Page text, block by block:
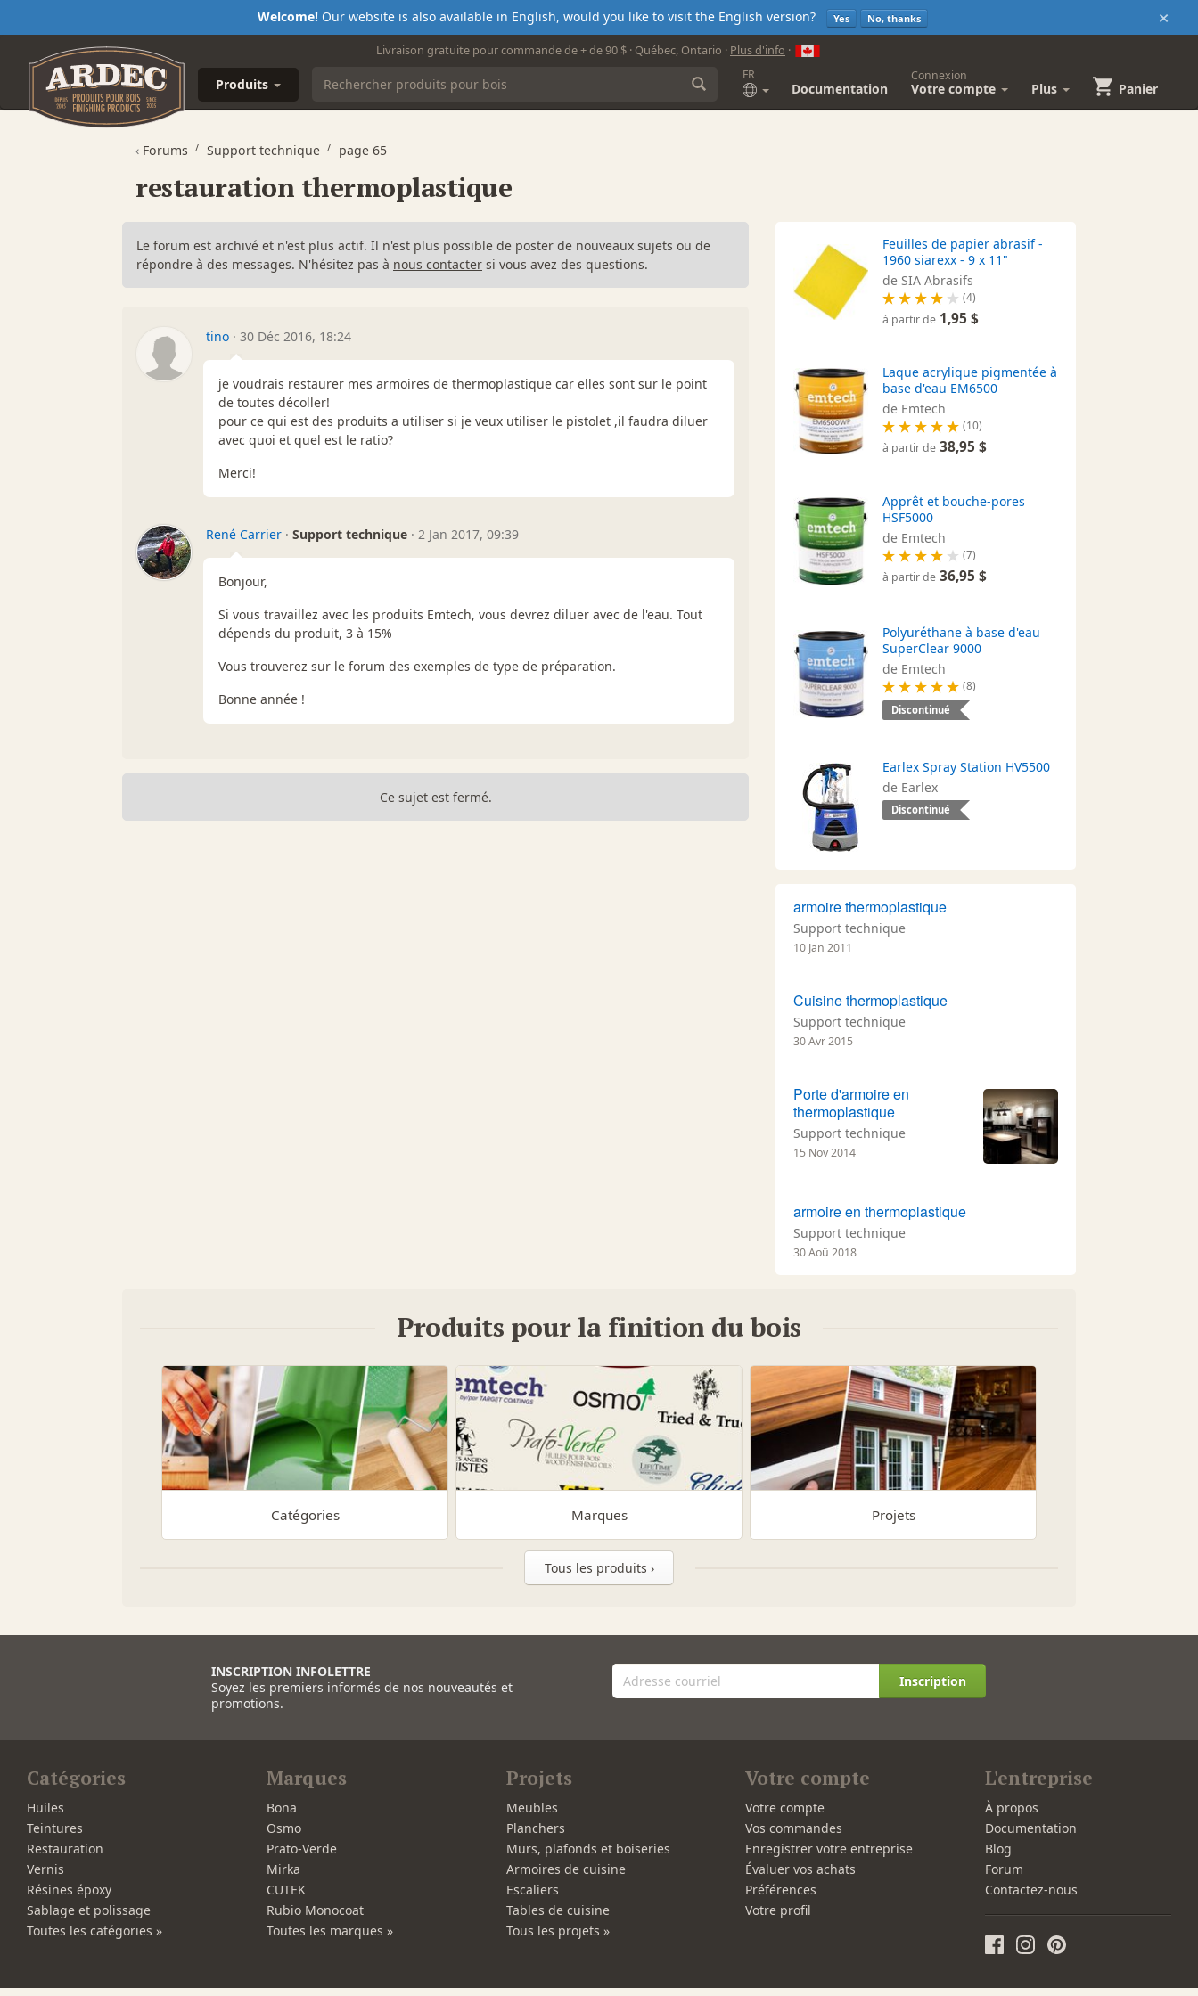
×
Welcome!Our website is also available in English, would you like to visit the English version? Yes No, thanks
Livraison gratuite pour commande de + de 90 $ · Québec, Ontario · Plus d'info ·
Produits
FR
Documentation
Connexion
Votre compte Plus Panier
‹ Forums Support technique page 65
restauration thermoplastique
Le forum est archivé et n'est plus actif. Il n'est plus possible de poster de nouveaux sujets ou de
répondre à des messages. N'hésitez pas à nous contacter si vous avez des questions.
tino · 30 Déc 2016, 18:24
je voudrais restaurer mes armoires de thermoplastique car elles sont sur le point
de toutes décoller!
pour ce qui est des produits a utiliser si je veux utiliser le pistolet ,il faudra diluer
avec quoi et quel est le ratio?
Merci!
René Carrier · Support technique · 2 Jan 2017, 09:39
Bonjour,
Si vous travaillez avec les produits Emtech, vous devrez diluer avec de l'eau. Tout
dépends du produit, 3 à 15%
Vous trouverez sur le forum des exemples de type de préparation.
Bonne année !
Ce sujet est fermé.
Feuilles de papier abrasif -
1960 siarexx - 9 x 11"
de SIA Abrasifs
(4)
à partir de 1,95 $
Laque acrylique pigmentée à
base d'eau EM6500
de Emtech
(10)
à partir de 38,95 $
Apprêt et bouche-pores
HSF5000
de Emtech
(7)
à partir de 36,95 $
Polyuréthane à base d'eau
SuperClear 9000
de Emtech
(8)
Discontinué
Earlex Spray Station HV5500
de Earlex
Discontinué
armoire thermoplastique
Support technique
10 Jan 2011
Cuisine thermoplastique
Support technique
30 Avr 2015
Porte d'armoire en
thermoplastique
Support technique
15 Nov 2014
armoire en thermoplastique
Support technique
30 Aoû 2018
Produits pour la finition du bois
Catégories Marques Projets
Tous les produits ›
INSCRIPTION INFOLETTRE
Soyez les premiers informés de nos nouveautés et
promotions.
Inscription
Catégories
Huiles
Teintures
Restauration
Vernis
Résines époxy
Sablage et polissage
Toutes les catégories »
Marques
Bona
Osmo
Prato-Verde
Mirka
CUTEK
Rubio Monocoat
Toutes les marques »
Projets
Meubles
Planchers
Murs, plafonds et boiseries
Armoires de cuisine
Escaliers
Tables de cuisine
Tous les projets »
Votre compte
Votre compte
Vos commandes
Enregistrer votre entreprise
Évaluer vos achats
Préférences
Votre profil
L'entreprise
À propos
Documentation
Blog
Forum
Contactez-nous